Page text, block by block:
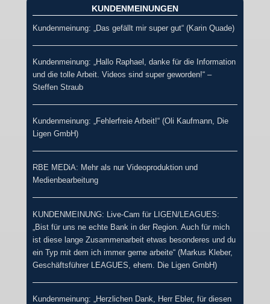
KUNDENMEINUNGEN
Kundenmeinung: „Das gefällt mir super gut“ (Karin Quade)
Kundenmeinung: „Hallo Raphael, danke für die Information
und die tolle Arbeit. Videos sind super geworden!“ –
Steffen Straub
Kundenmeinung: „Fehlerfreie Arbeit!“ (Oli Kaufmann, Die
Ligen GmbH)
RBE MEDiA: Mehr als nur Videoproduktion und
Medienbearbeitung
KUNDENMEINUNG: Live-Cam für LIGEN/LEAGUES:
„Bist für uns ne echte Bank in der Region. Auch für mich
ist diese lange Zusammenarbeit etwas besonderes und du
ein Typ mit dem ich immer gerne arbeite“ (Markus Kleber,
Geschäftsführer LEAGUES, ehem. Die Ligen GmbH)
Kundenmeinung: „Herzlichen Dank, Herr Ebler, für diesen